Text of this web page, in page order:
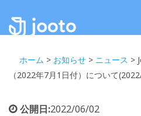
ホーム > お知らせ > ニュース >
（2022年7月1日付）について
公開日:2022/06/02